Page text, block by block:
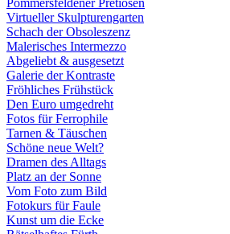
Virtueller Skulpturengarten
Schach der Obsoleszenz
Malerisches Intermezzo
Abgeliebt & ausgesetzt
Galerie der Kontraste
Fröhliches Frühstück
Den Euro umgedreht
Fotos für Ferrophile
Tarnen & Täuschen
Schöne neue Welt?
Dramen des Alltags
Platz an der Sonne
Vom Foto zum Bild
Fotokurs für Faule
Kunst um die Ecke